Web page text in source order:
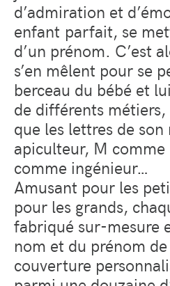
d’admiration et
enfant parfait, se
d’un prénom. C’est
s’en mêlent pour se
berceau du bébé et
de différents
que les lettres de
apiculteur, M
comme ingénieur…
Amusant pour les
pour les grands,
fabriqué sur-mesure
nom et du prénom
couverture